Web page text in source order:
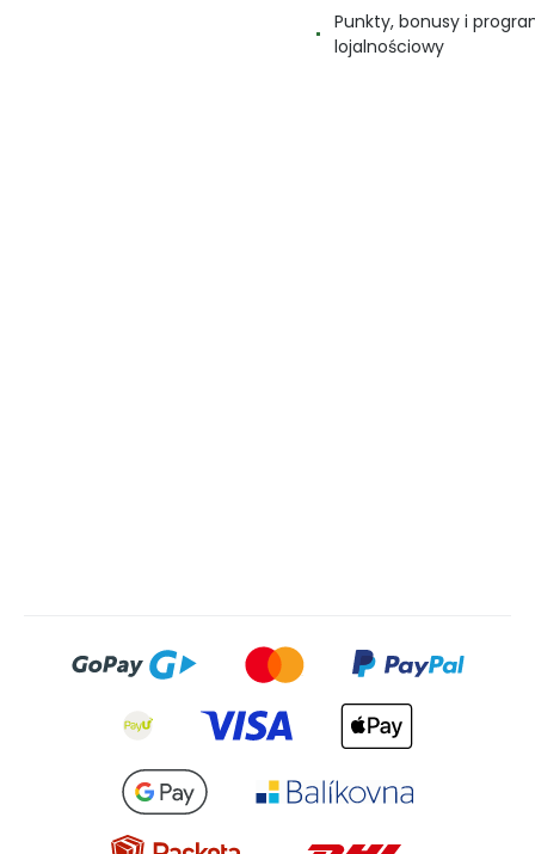
Punkty, bonusy i
lojalnościowy